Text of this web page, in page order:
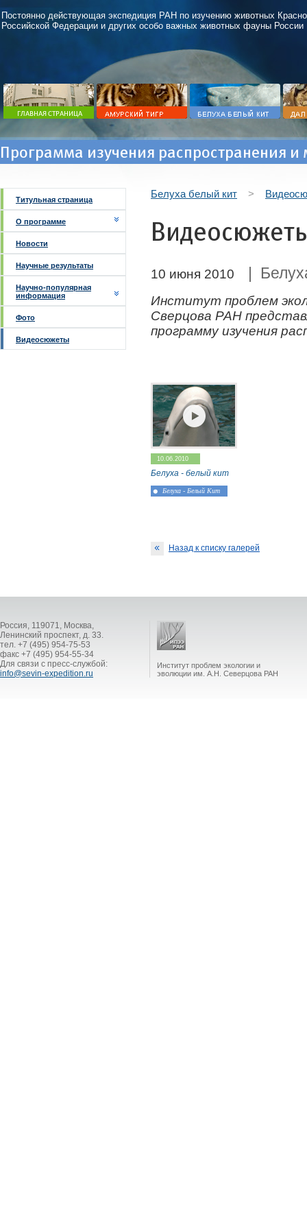
Постоянно действующая экспедиция РАН по изучению животных
Российской Федерации и других особо важных животных фауны России
Программа изучения распространения и
Титульная страница
О программе
Новости
Научные результаты
Научно-популярная
информация
Фото
Видеосюжеты
Белуха белый кит >
10 июня 2010 |
Институт проблем
Сверцова РАН
программу изучения
10.06.2010
Белуха - белый кит
Белуха - Белый Кит
Назад к списку галерей
Россия, 119071, Москва,
Ленинский проспект, д. 33.
тел. +7 (495) 954-75-53
факс +7 (495) 954-55-34
Для связи с пресс-службой:
info@sevin-expedition.ru
Институт проблем экологии и
эволюции им. А.Н. Северцова РАН